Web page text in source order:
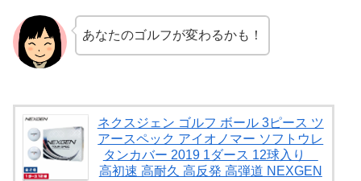
あなたのゴルフが変わるかも！
ネクスジェン ゴルフ ボール 3ピース ツ
アースペック アイオノマー ソフトウレ
タンカバー 2019 1ダース 12球入り
高初速 高耐久 高反発 高弾道 NEXGEN